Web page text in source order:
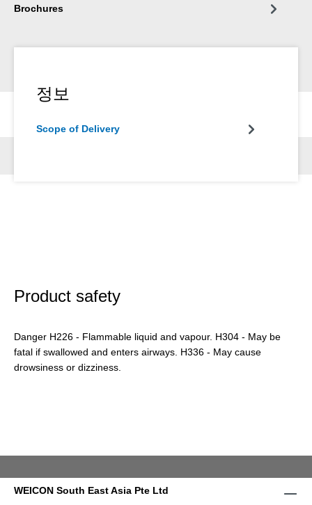
Brochures
정보
Scope of Delivery
Product safety
Danger H226 - Flammable liquid and vapour. H304 - May be
fatal if swallowed and enters airways. H336 - May cause
drowsiness or dizziness.
WEICON South East Asia Pte Ltd